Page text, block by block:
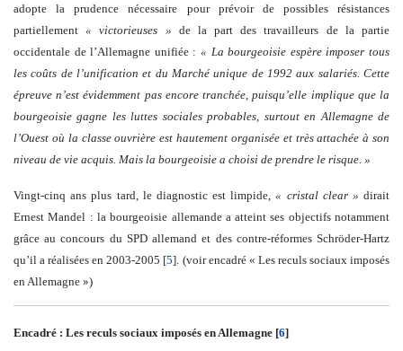
adopte la prudence nécessaire pour prévoir de possibles résistances
partiellement« victorieuses » de la part des travailleurs de la partie
occidentale de l’Allemagne unifiée : « La bourgeoisie espère imposer tous
les coûts de l’unification et du Marché unique de 1992 aux salariés. Cette
épreuve n’est évidemment pas encore tranchée, puisqu’elle implique que la
bourgeoisie gagne les luttes sociales probables, surtout en Allemagne de
l’Ouest où la classe ouvrière est hautement organisée et très attachée à son
niveau de vie acquis. Mais la bourgeoisie a choisi de prendre le risque. »
Vingt-cinq ans plus tard, le diagnostic est limpide,« cristal clear » dirait
Ernest Mandel : la bourgeoisie allemande a atteint ses objectifs notamment
grâce au concours du SPD allemand et des contre-réformes Schröder-Hartz
qu’il a réalisées en 2003-2005 [5]. (voir encadré « Les reculs sociaux imposés
en Allemagne »)
Encadré : Les reculs sociaux imposés en Allemagne [6]